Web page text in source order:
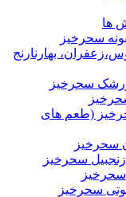
ها
سحرخیز
بهارنارنج
سحرخیز
(طعم های
سحرخیز
سحرخیز
سحرخیز